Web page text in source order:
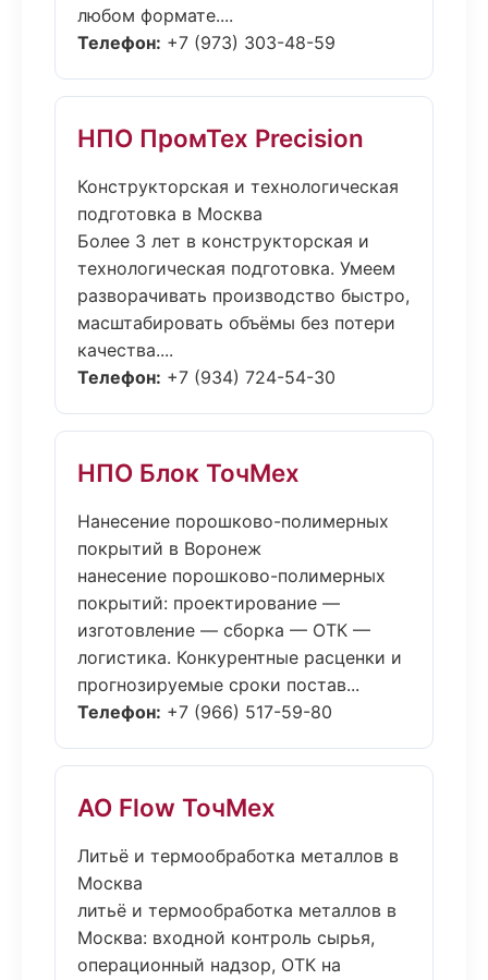
любом формате....
Телефон: +7 (973) 303-48-59
НПО ПромТех Precision
Конструкторская и технологическая
подготовка в Москва
Более 3 лет в конструкторская и
технологическая подготовка. Умеем
разворачивать производство быстро,
масштабировать объёмы без потери
качества....
Телефон: +7 (934) 724-54-30
НПО Блок ТочМех
Нанесение порошково-полимерных
покрытий в Воронеж
нанесение порошково-полимерных
покрытий: проектирование —
изготовление — сборка — ОТК —
логистика. Конкурентные расценки и
прогнозируемые сроки постав...
Телефон: +7 (966) 517-59-80
АО Flow ТочМех
Литьё и термообработка металлов в
Москва
литьё и термообработка металлов в
Москва: входной контроль сырья,
операционный надзор, ОТК на